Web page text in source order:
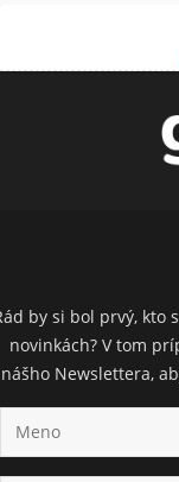
by si bol prvý, kto
novinkách? V tom
nášho Newslettera,